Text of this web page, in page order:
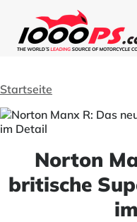
Startseite
Norton
britische